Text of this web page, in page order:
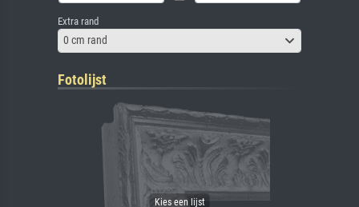
Extra rand
0 cm rand
Fotolijst